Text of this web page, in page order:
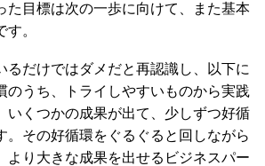
た目標は次の一歩に向けて、また基本
。
だけではダメだと再認識し、以下に
のうち、トライしやすいものから実践
いくつかの成果が出て、少しずつ好循
。その好循環をぐるぐると回しながら
より大きな成果を出せるビジネスパー